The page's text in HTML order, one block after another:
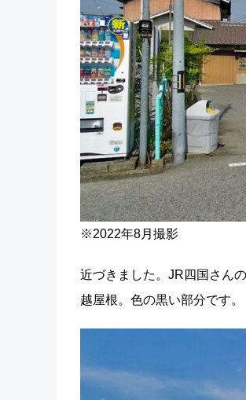
※2022年8月撮影
近づきました。JR四国さん
越屋根。色の黒い部分です。